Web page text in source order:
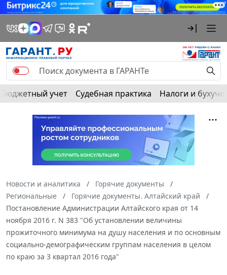
Бюджетный учет Судебная практика Налоги и
Новости и аналитика
Горячие документы
Региональные
Горячие документы. Алтайский край
Постановление Администрации Алтайского края от 14
ноября 2016 г. N 383 "Об установлении величины
прожиточного минимума на душу населения и по основным
социально-демографическим группам населения в целом
по краю за 3 квартал 2016 года"